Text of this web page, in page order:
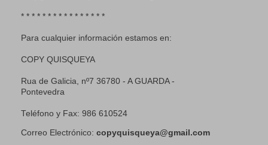
* * * * * * * * * * * * * * * *
Para cualquier información estamos en:
COPY QUISQUEYA
Rua de Galicia, nº7 36780 - A GUARDA -
Pontevedra
Teléfono y Fax: 986 610524
Correo Electrónico: copyquisqueya@gmail.com